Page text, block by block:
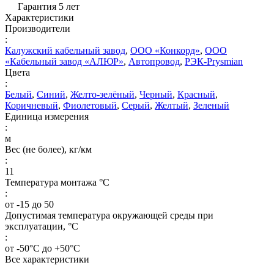
Гарантия 5 лет
Характеристики
Производители
:
Калужский кабельный завод, ООО «Конкорд», ООО
«Кабельный завод «АЛЮР», Автопровод, РЭК-Prysmian
Цвета
:
Белый, Синий, Желто-зелёный, Черный, Красный,
Коричневый, Фиолетовый, Серый, Желтый, Зеленый
Единица измерения
:
м
Вес (не более), кг/км
:
11
Температура монтажа °C
:
от -15 до 50
Допустимая температура окружающей среды при
эксплуатации, °C
:
от -50°С до +50°С
Все характеристики